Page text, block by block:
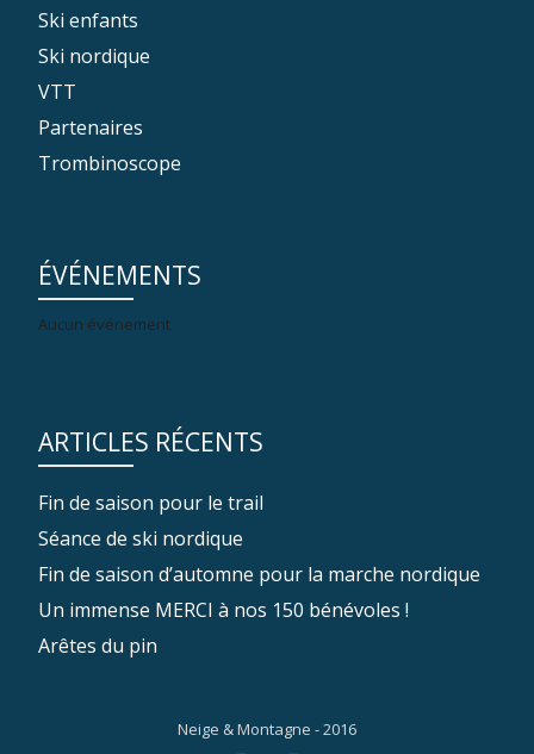
Ski enfants
Ski nordique
VTT
Partenaires
Trombinoscope
ÉVÉNEMENTS
Aucun événement
ARTICLES RÉCENTS
Fin de saison pour le trail
Séance de ski nordique
Fin de saison d’automne pour la marche nordique
Un immense MERCI à nos 150 bénévoles !
Arêtes du pin
Neige & Montagne - 2016